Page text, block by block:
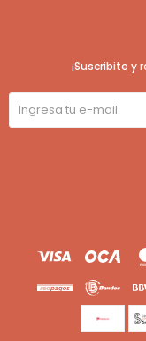
¡Suscribite y